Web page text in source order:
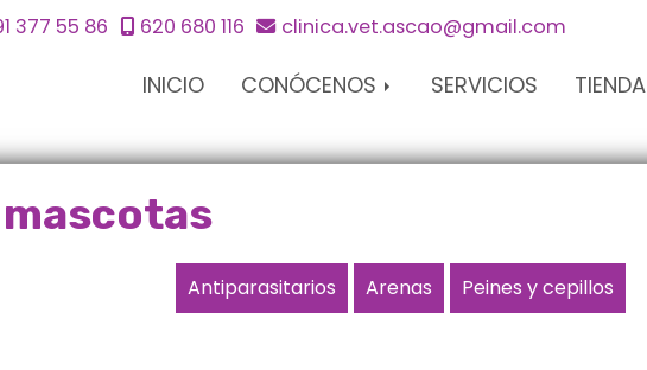
377 55 86 620 680 116 clinica.vet.ascao gmail.com
INICIO CONÓCENOS SERVICIOS TIENDA
Antiparasitarios Arenas Peines y cepillos